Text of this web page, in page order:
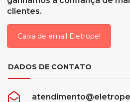
clientes.
Caixa de email Eletropel
DADOS DE CONTATO